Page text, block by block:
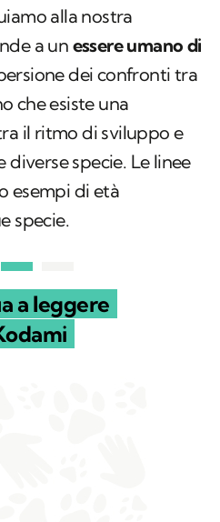
alla nostra
a unessere umano di
dei confronti tra
che esiste una
il ritmo di sviluppo e
specie. Le linee
esempi di età
specie.
a leggere